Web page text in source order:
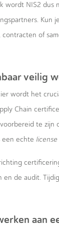
wordt NIS2 dus
Kun
contracten of
veilig
wordt het
Chain
te zijn
een echte
en de audit.
aan